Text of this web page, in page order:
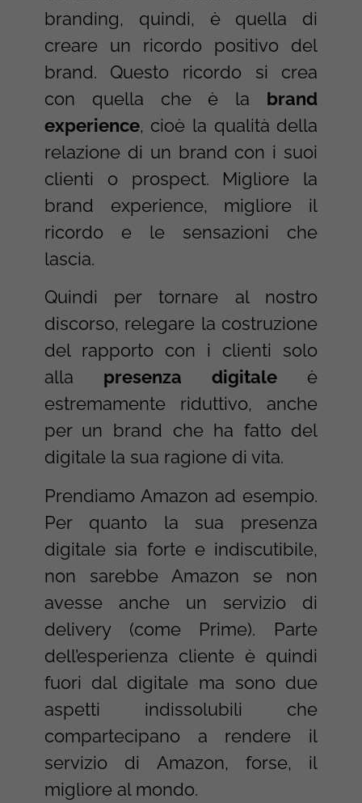
branding, quindi, è quella di
creare un ricordo positivo del
brand. Questo ricordo si crea
con quella che è la brand
experience, cioè la qualità della
relazione di un brand con i suoi
clienti o prospect. Migliore la
brand experience, migliore il
ricordo e le sensazioni che
lascia.
Quindi per tornare al nostro
discorso, relegare la costruzione
del rapporto con i clienti solo
alla presenza digitaleè
estremamente riduttivo, anche
per un brand che ha fatto del
digitale la sua ragione di vita.
Prendiamo Amazon ad esempio.
Per quanto la sua presenza
digitale sia forte e indiscutibile,
non sarebbe Amazon se non
avesse anche un servizio di
delivery (come Prime). Parte
dell’esperienza cliente è quindi
fuori dal digitale ma sono due
aspetti indissolubili che
compartecipano a rendere il
servizio di Amazon, forse, il
migliore al mondo.